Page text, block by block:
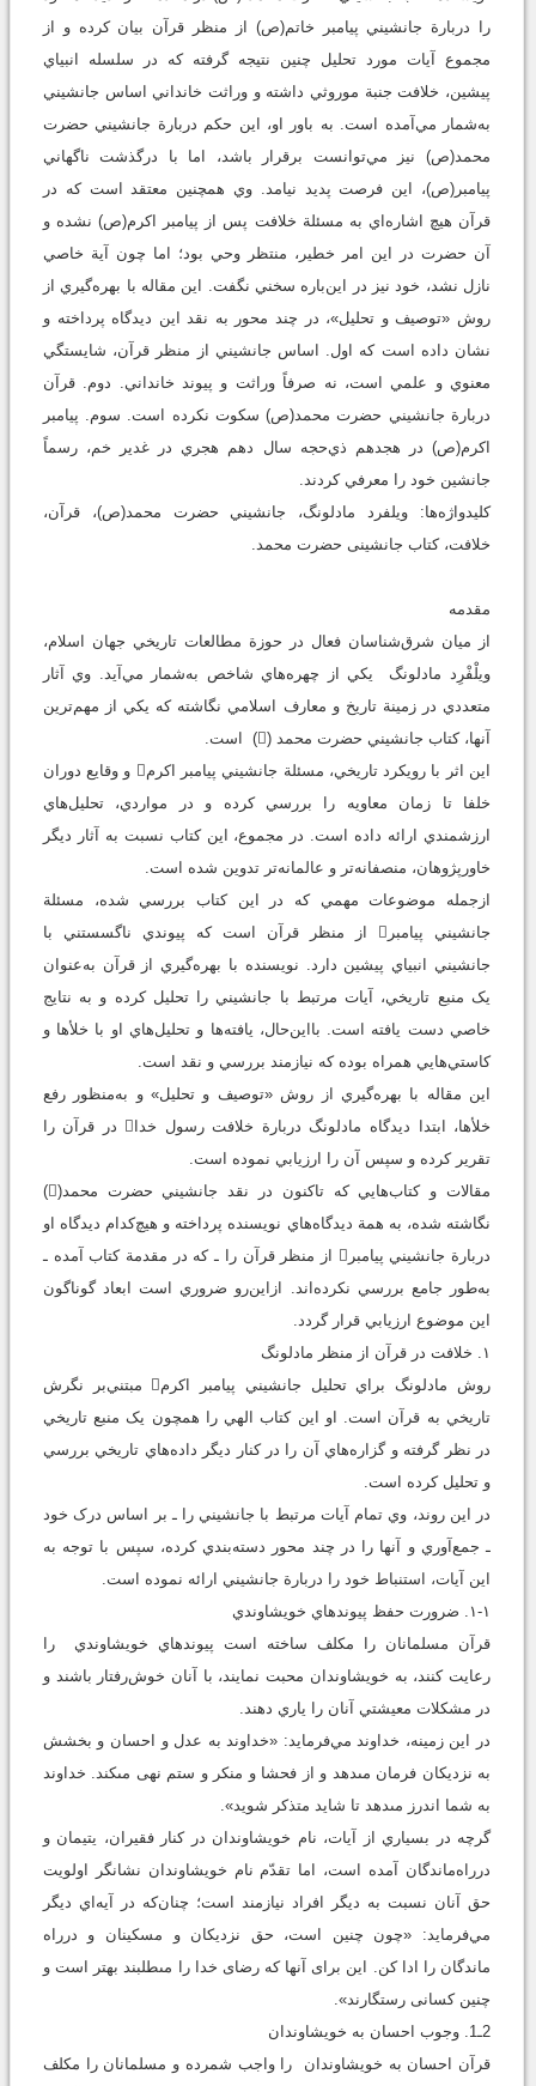
را دربارة جانشيني پيامبر خاتم(ص) از منظر قرآن بيان کرده و از
مجموع آيات مورد تحليل چنين نتيجه گرفته که در سلسله انبياي
پيشين، خلافت جنبة موروثي داشته و وراثت خانداني اساس جانشيني
به‌شمار مي‌آمده است. به باور او، اين حکم دربارة جانشيني حضرت
محمد(ص) نيز مي‌توانست برقرار باشد، اما با درگذشت ناگهاني
پيامبر(ص)، اين فرصت پديد نيامد. وي همچنين معتقد است که در
قرآن هيچ اشاره‌اي به مسئلة خلافت پس از پيامبر اکرم(ص) نشده و
آن حضرت در اين امر خطير، منتظر وحي بود؛ اما چون آية خاصي
نازل نشد، خود نيز در اين‌باره سخني نگفت. اين مقاله با بهره‌گيري از
روش «توصيف و تحليل»، در چند محور به نقد اين ديدگاه پرداخته و
نشان داده است که اول. اساس جانشيني از منظر قرآن، شايستگي
معنوي و علمي است، نه صرفاً وراثت و پيوند خانداني. دوم. قرآن
دربارة جانشيني حضرت محمد(ص) سکوت نکرده است. سوم. پيامبر
اکرم(ص) در هجدهم ذي‌حجه سال دهم هجري در غدير خم، رسماً
جانشين خود را معرفي کردند.
کليدواژه‌ها: ويلفرد مادلونگ، جانشيني حضرت محمد(ص)، قرآن،
خلافت، کتاب جانشینی حضرت محمد.
مقدمه
از ميان شرق‌شناسان فعال در حوزة مطالعات تاريخي جهان اسلام،
ويلْفْرِد مادلونگ يکي از چهره‌هاي شاخص به‌شمار مي‌آيد. وي آثار
متعددي در زمينة تاريخ و معارف اسلامي نگاشته که يکي از مهم‌ترين
آنها، کتاب جانشيني حضرت محمد () است.
اين اثر با رويکرد تاريخي، مسئلة جانشيني پيامبر اکرم و وقايع دوران
خلفا تا زمان معاويه را بررسي کرده و در مواردي، تحليل‌هاي
ارزشمندي ارائه داده است. در مجموع، اين کتاب نسبت به آثار ديگر
خاورپژوهان، منصفانه‌تر و عالمانه‌تر تدوين شده است.
ازجمله موضوعات مهمي که در اين کتاب بررسي شده، مسئلة
جانشيني پيامبر از منظر قرآن است که پيوندي ناگسستني با
جانشيني انبياي پيشين دارد. نويسنده با بهره‌گيري از قرآن به‌عنوان
يک منبع تاريخي، آيات مرتبط با جانشيني را تحليل کرده و به نتايج
خاصي دست يافته است. بااين‌حال، يافته‌ها و تحليل‌هاي او با خلأها و
کاستي‌هايي همراه بوده که نيازمند بررسي و نقد است.
اين مقاله با بهره‌گيري از روش «توصيف و تحليل» و به‌منظور رفع
خلأها، ابتدا ديدگاه مادلونگ دربارة خلافت رسول خدا در قرآن را
تقرير کرده و سپس آن را ارزيابي نموده است.
مقالات و کتاب‌هايي که تاکنون در نقد جانشيني حضرت محمد()
نگاشته شده‌، به همة ديدگاه‌هاي نويسنده پرداخته‌ و هيچ‌کدام ديدگاه او
دربارة جانشيني پيامبر از منظر قرآن را ـ که در مقدمة کتاب آمده ـ
به‌طور جامع بررسي نکرده‌اند. ازاين‌رو ضروري است ابعاد گوناگون
اين موضوع ارزيابي قرار گردد.
۱. خلافت در قرآن از منظر مادلونگ
روش مادلونگ براي تحليل جانشيني پيامبر اکرم مبتني‌بر نگرش
تاريخي به قرآن است. او اين کتاب الهي را همچون يک منبع تاريخي
در نظر گرفته و گزاره‌هاي آن را در کنار ديگر داده‌هاي تاريخي بررسي
و تحليل کرده است.
در اين روند، وي تمام آيات مرتبط با جانشيني را ـ بر اساس درک خود
ـ جمع‌آوري و آنها را در چند محور دسته‌بندي کرده، سپس با توجه به
اين آيات، استنباط خود را دربارة جانشيني ارائه نموده است.
۱-۱. ضرورت حفظ پيوندهاي خويشاوندي
قرآن مسلمانان را مکلف ساخته است پيوندهاي خويشاوندي را
رعايت کنند، به خويشاوندان محبت نمايند، با آنان خوش‌رفتار باشند و
در مشکلات معيشتي آنان را ياري‌ دهند.
در اين زمينه، خداوند مي‌فرمايد: «خداوند به عدل و احسان و بخشش
به نزديكان فرمان مى‏دهد و از فحشا و منكر و ستم نهى مى‏كند. خداوند
به شما اندرز مى‏دهد تا شايد متذكر شويد».
گرچه در بسياري از آيات، نام خويشاوندان در کنار فقيران، يتيمان و
درراه‌ماندگان آمده است، اما تقدّم نام خويشاوندان نشانگر اولويت
حق آنان نسبت به ديگر افراد نيازمند است؛ چنان‌که در آيه‌اي ديگر
مي‌فرمايد: «چون چنين است، حق نزديكان و مسكينان و درراه
ماندگان را ادا كن. اين براى آنها كه رضاى خدا را مى‏طلبند بهتر است و
چنين كسانى رستگارند».
2ـ1. وجوب احسان به خويشاوندان
قرآن احسان به خويشاوندان را واجب شمرده و مسلمانان را مکلف